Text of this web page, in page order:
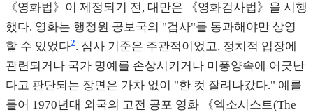
《영화법》이 제정되기 전, 대만은 《영화검사법》을 시행
했다. 영화는 행정원 공보국의 "검사"를 통과해야만 상영
할 수 있었다2. 심사 기준은 주관적이었고, 정치적 입장에
관련되거나 국가 명예를 손상시키거나 미풍양속에 어긋난
다고 판단되는 장면은 가차 없이 "한 컷 잘려나갔다." 예를
들어 1970년대 외국의 고전 공포 영화 《엑소시스트(The